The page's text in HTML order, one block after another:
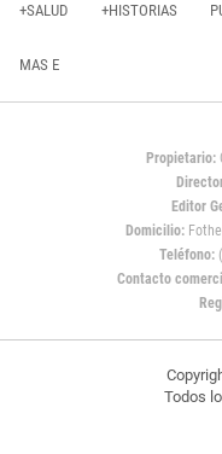
+SALUD +HISTORIAS
MAS E
Propietario:
Editor
Domicilio:
Teléfono:
Contacto
Todos